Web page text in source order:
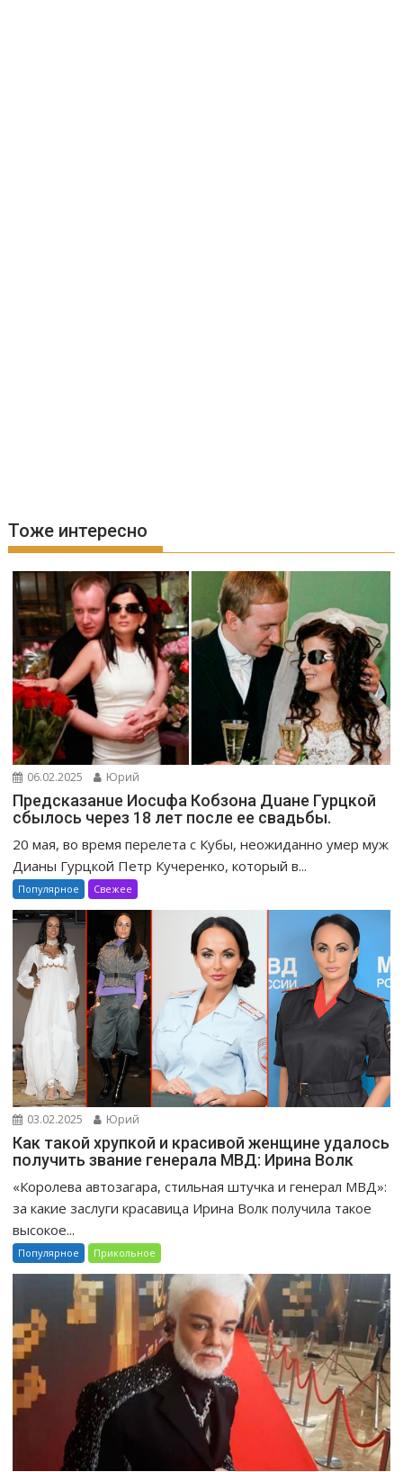
Тоже интересно
06.02.2025 Юрий
Предсказанuе Иосuфа Кобзона Дuане Гурцкой
сбылось через 18 лет после ее свадьбы.
20 мая, во время перелета с Кубы, неожиданно умер муж
Дианы Гурцкой Петр Кучеренко, который в...
Популярное Свежее
03.02.2025 Юрий
Как такой хрупкой и красивой женщине удалось
получить звание генерала МВД: Ирина Волк
«Королева автозагара, стильная штучка и генерал МВД»:
за какие заслуги красавица Ирина Волк получила такое
высокое...
Популярное Прикольное